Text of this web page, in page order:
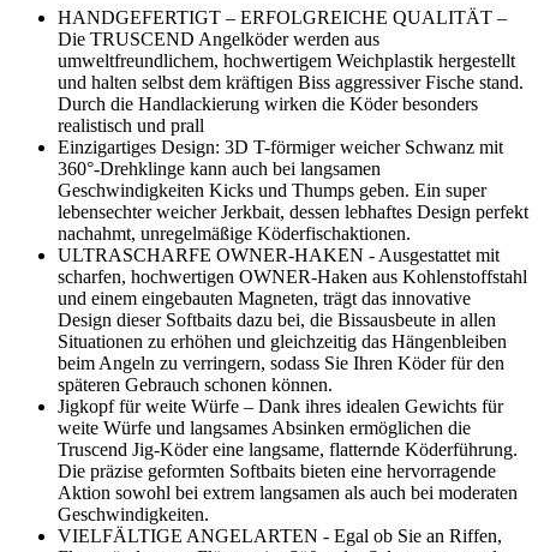
HANDGEFERTIGT – ERFOLGREICHE QUALITÄT –
Die TRUSCEND Angelköder werden aus
umweltfreundlichem, hochwertigem Weichplastik hergestellt
und halten selbst dem kräftigen Biss aggressiver Fische stand.
Durch die Handlackierung wirken die Köder besonders
realistisch und prall
Einzigartiges Design: 3D T-förmiger weicher Schwanz mit
360°-Drehklinge kann auch bei langsamen
Geschwindigkeiten Kicks und Thumps geben. Ein super
lebensechter weicher Jerkbait, dessen lebhaftes Design perfekt
nachahmt, unregelmäßige Köderfischaktionen.
ULTRASCHARFE OWNER-HAKEN - Ausgestattet mit
scharfen, hochwertigen OWNER-Haken aus Kohlenstoffstahl
und einem eingebauten Magneten, trägt das innovative
Design dieser Softbaits dazu bei, die Bissausbeute in allen
Situationen zu erhöhen und gleichzeitig das Hängenbleiben
beim Angeln zu verringern, sodass Sie Ihren Köder für den
späteren Gebrauch schonen können.
Jigkopf für weite Würfe – Dank ihres idealen Gewichts für
weite Würfe und langsames Absinken ermöglichen die
Truscend Jig-Köder eine langsame, flatternde Köderführung.
Die präzise geformten Softbaits bieten eine hervorragende
Aktion sowohl bei extrem langsamen als auch bei moderaten
Geschwindigkeiten.
VIELFÄLTIGE ANGELARTEN - Egal ob Sie an Riffen,